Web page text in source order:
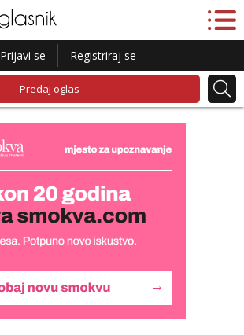
Prijavi se Registriraj se
Predaj oglas